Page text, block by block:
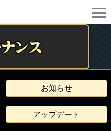
お知らせ
アップデート